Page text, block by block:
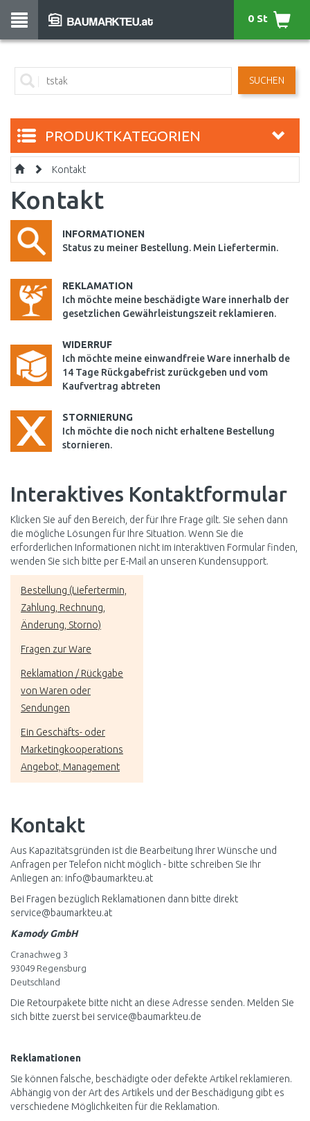
SUCHEN
0 St
PRODUKTKATEGORIEN
Kontakt
Kontakt
INFORMATIONEN
Status zu meiner Bestellung. Mein Liefertermin.
REKLAMATION
Ich möchte meine beschädigte Ware innerhalb der
gesetzlichen Gewährleistungszeit reklamieren.
WIDERRUF
Ich möchte meine einwandfreie Ware innerhalb de
14 Tage Rückgabefrist zurückgeben und vom
Kaufvertrag abtreten
STORNIERUNG
Ich möchte die noch nicht erhaltene Bestellung
stornieren.
Interaktives Kontaktformular
Klicken Sie auf den Bereich, der für Ihre Frage gilt. Sie sehen dann
die mögliche Lösungen für Ihre Situation. Wenn Sie die
erforderlichen Informationen nicht im interaktiven Formular finden,
wenden Sie sich bitte per E-Mail an unseren Kundensupport.
Bestellung (Liefertermin,
Zahlung, Rechnung,
Änderung, Storno)
Fragen zur Ware
Reklamation / Rückgabe
von Waren oder
Sendungen
Ein Geschäfts- oder
Marketingkooperations
Angebot, Management
Kontakt
Aus Kapazitätsgründen ist die Bearbeitung Ihrer Wünsche und
Anfragen per Telefon nicht möglich - bitte schreiben Sie Ihr
Anliegen an: info@baumarkteu.at
Bei Fragen bezüglich Reklamationen dann bitte direkt
service@baumarkteu.at
Kamody GmbH
Cranachweg 3
93049 Regensburg
Deutschland
Die Retourpakete bitte nicht an diese Adresse senden. Melden Sie
sich bitte zuerst bei service@baumarkteu.de
Reklamationen
Sie können falsche, beschädigte oder defekte Artikel reklamieren.
Abhängig von der Art des Artikels und der Beschädigung gibt es
verschiedene Möglichkeiten für die Reklamation.